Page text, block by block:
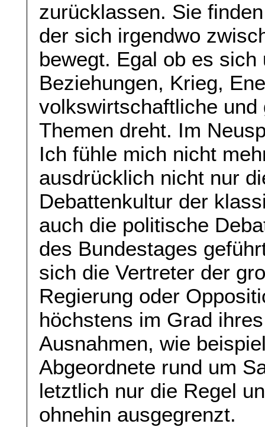
zurücklassen. Sie
der sich irgendwo
bewegt. Egal ob es
Beziehungen, Krieg,
volkswirtschaftliche
Themen dreht. Im
Ich fühle mich nicht
ausdrücklich nicht nur
Debattenkultur der
auch die politische
des Bundestages
sich die Vertreter der
Regierung oder
höchstens im Grad
Ausnahmen, wie
Abgeordnete rund um
letztlich nur die Regel
ohnehin ausgegrenzt.